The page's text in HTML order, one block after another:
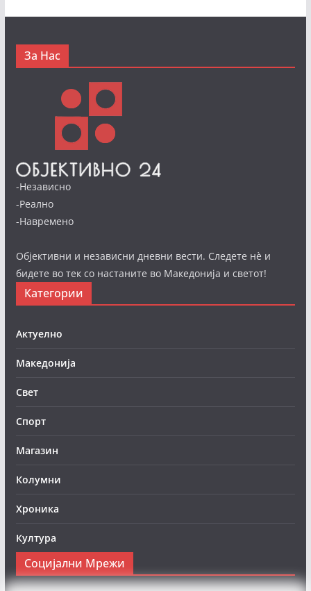
За Нас
-Независно
-Реално
-Навремено
Објективни и независни дневни вести. Следете нè и
бидете во тек со настаните во Македонија и светот!
Категории
Актуелно
Македонија
Свет
Спорт
Магазин
Колумни
Хроника
Култура
Социјални Мрежи